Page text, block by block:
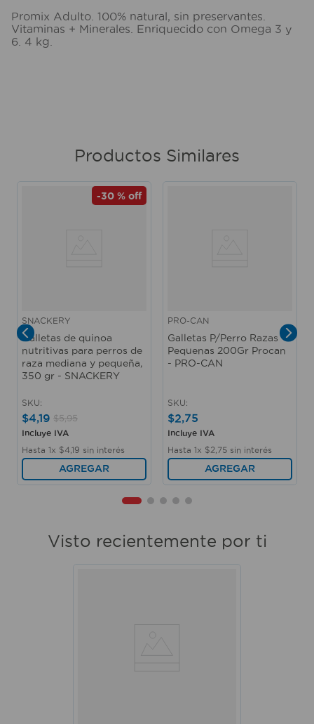
Promix Adulto. 100% natural, sin preservantes.
Vitaminas + Minerales. Enriquecido con Omega 3 y
6. 4 kg.
Productos Similares
-30 % off
SNACKERY
Galletas de quinoa
nutritivas para perros de
raza mediana y pequeña,
350 gr - SNACKERY
SKU:
$4,19 $5,95
Incluye IVA
Hasta 1x $419 sin interés
AGREGAR
PRO-CAN
Galletas P/Perro Razas
Pequenas 200Gr Procan
- PRO-CAN
SKU:
$2,75
Incluye IVA
Hasta 1x $2 75 sin interés
AGREGAR
Visto recientemente por ti